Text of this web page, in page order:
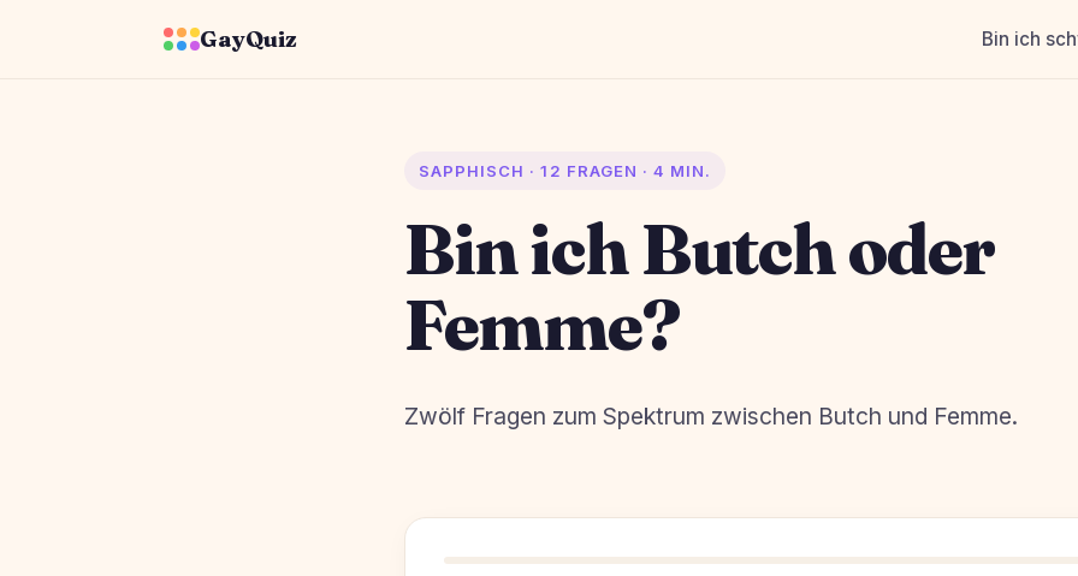
GayQuiz Bin ich
SAPPHISCH · 12 FRAGEN · 4 MIN.
Bin ich Butch oder
Femme?
Zwölf Fragen zum Spektrum zwischen Butch und Femme.